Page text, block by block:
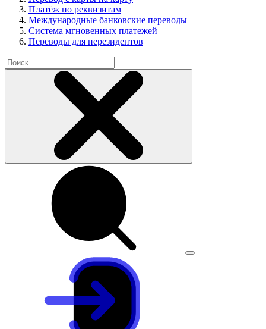
Платёж по реквизитам
Международные банковские переводы
Система мгновенных платежей
Переводы для нерезидентов